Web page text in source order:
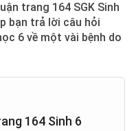
trang 164 SGK Sinh
bạn trả lời câu hỏi
6 về một vài bệnh do
164 Sinh 6